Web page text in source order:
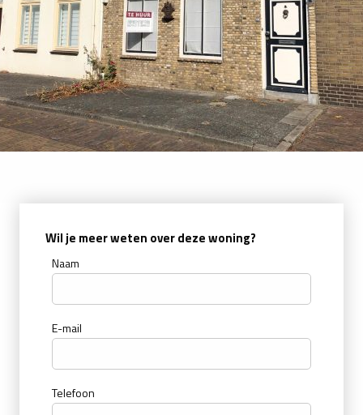
Wil je meer weten over deze woning?
Naam
E-mail
Telefoon